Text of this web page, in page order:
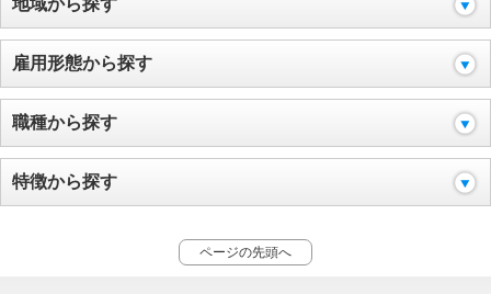
地域から探す
雇用形態から探す
職種から探す
特徴から探す
ページの先頭へ